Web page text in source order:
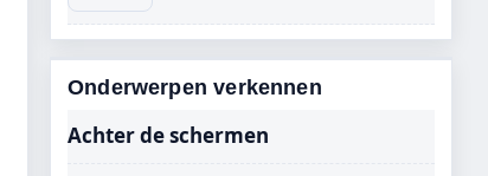
Onderwerpen verkennen
Achter de schermen